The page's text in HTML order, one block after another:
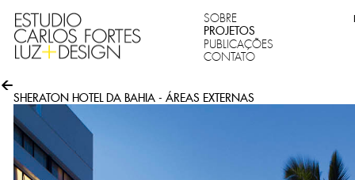
SOBRE
PROJETOS
PUBLICAÇÕES
CONTATO
SHERATON HOTEL DA BAHIA - ÁREAS EXTERNAS